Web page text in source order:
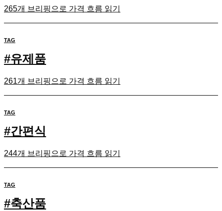
265개 브리핑으로 가격 흐름 읽기
TAG
#유제품
261개 브리핑으로 가격 흐름 읽기
TAG
#간편식
244개 브리핑으로 가격 흐름 읽기
TAG
#축산품